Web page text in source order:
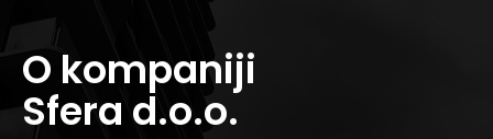
O kompaniji
Sfera d.o.o.